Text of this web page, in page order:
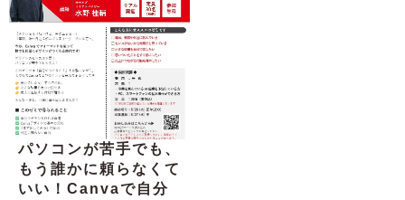
パソコンが苦手でも、
もう誰かに頼らなくて
いい！Canvaで自分